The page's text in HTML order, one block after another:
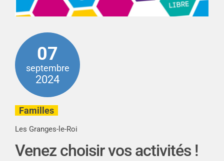
07
septembre
2024
Familles
Les Granges-le-Roi
Venez choisir vos activités !